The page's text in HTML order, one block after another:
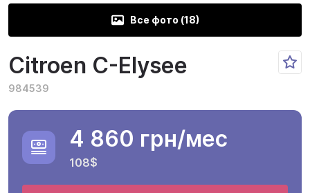
Все фото (18)
Citroen C-Elysee
984539
4 860 грн/мес
108$